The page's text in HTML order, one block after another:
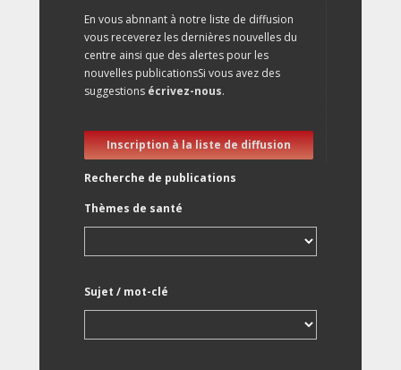
En vous abnnant à notre liste de diffusion
vous receverez les dernières nouvelles du
centre ainsi que des alertes pour les
nouvelles publicationsSi vous avez des
suggestions écrivez-nous.
Inscription à la liste de diffusion
Recherche de publications
Thèmes de santé
Sujet / mot-clé